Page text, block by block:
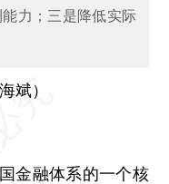
力；三是降低实际
斌）
融体系的一个核